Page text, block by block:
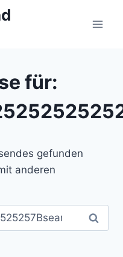
für:
gefunden
anderen